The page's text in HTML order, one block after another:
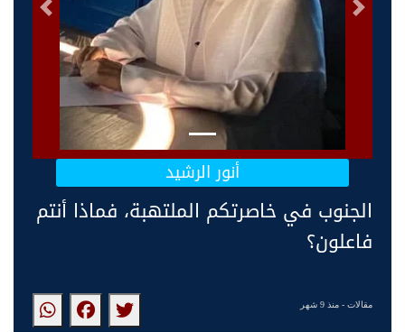
التالى السابق
أنور الرشيد
الجنوب في خاصرتكم الملتهبة، فماذا أنتم
فاعلون؟
مقالات- منذ 9 شهر